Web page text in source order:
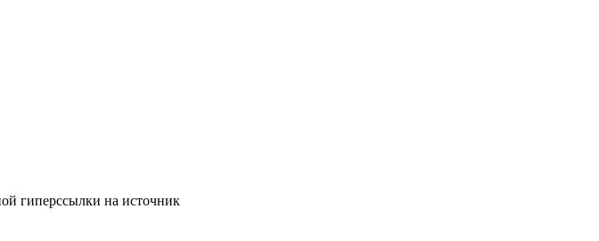
гиперссылки на источник